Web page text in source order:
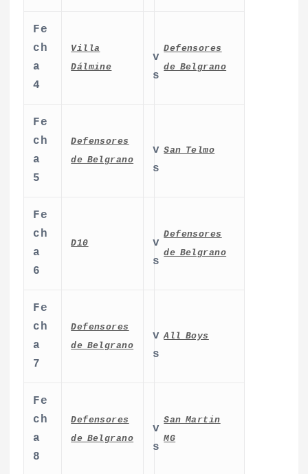
Fe
ch
a
4
Villa
Dálmine
v
s
Defensores
de Belgrano
Fe
ch
a
5
Defensores
de Belgrano
v
s
San Telmo
Fe
ch
a
6
D10
v
s
Defensores
de Belgrano
Fe
ch
a
7
Defensores
de Belgrano
v
s
All Boys
Fe
ch
a
8
Defensores
de Belgrano
v
s
San Martin
MG